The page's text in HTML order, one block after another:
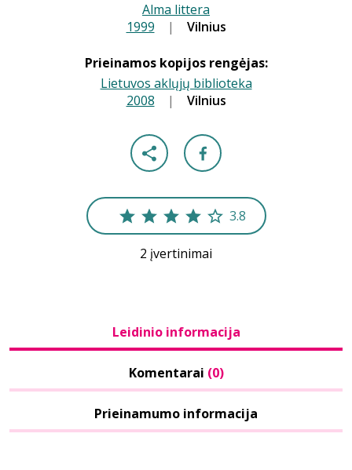
Alma littera
1999 | Vilnius
Prieinamos kopijos rengėjas:
Lietuvos aklųjų biblioteka
2008 | Vilnius
3.8
2 įvertinimai
Leidinio informacija
Komentarai (0)
Prieinamumo informacija